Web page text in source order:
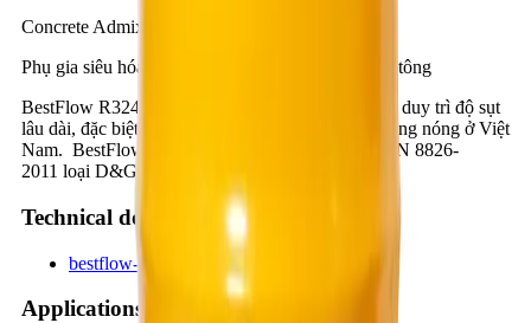
Concrete Admixtures
Phụ gia siêu hóa dẻo, duy trì độ sụt lâu dài cho bê tông
BestFlow R324B là phụ gia siêu hóa dẻo tầm cao, duy trì độ sụt
lâu dài, đặc biệt thích hợp với điều kiện khí hậu nắng nóng ở Việt
Nam. BestFlow R324B phù hợp tiêu chuẩn TCVN 8826-
2011 loại D&G.
Technical documents
bestflow-r324b_57ba03cf.pdf
Applications